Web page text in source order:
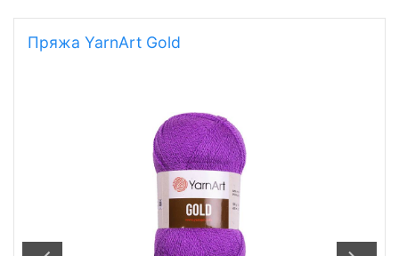
Пряжа YarnArt Gold